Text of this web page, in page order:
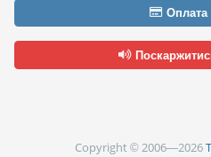
Оплата
Copyright © 2006—2026